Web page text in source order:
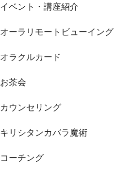
イベント・講座紹介
オーラリモートビューイング
オラクルカード
お茶会
カウンセリング
キリシタンカバラ魔術
コーチング